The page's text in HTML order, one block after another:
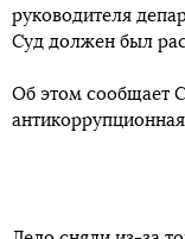
руководителя
Суд должен был
Об этом сообщает